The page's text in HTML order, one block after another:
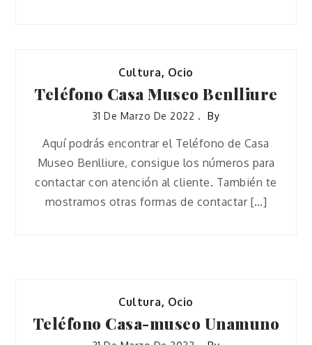
Cultura, Ocio
Teléfono Casa Museo Benlliure
31 De Marzo De 2022 By
Aquí podrás encontrar el Teléfono de Casa
Museo Benlliure, consigue los números para
contactar con atención al cliente. También te
mostramos otras formas de contactar […]
Cultura, Ocio
Teléfono Casa-museo Unamuno